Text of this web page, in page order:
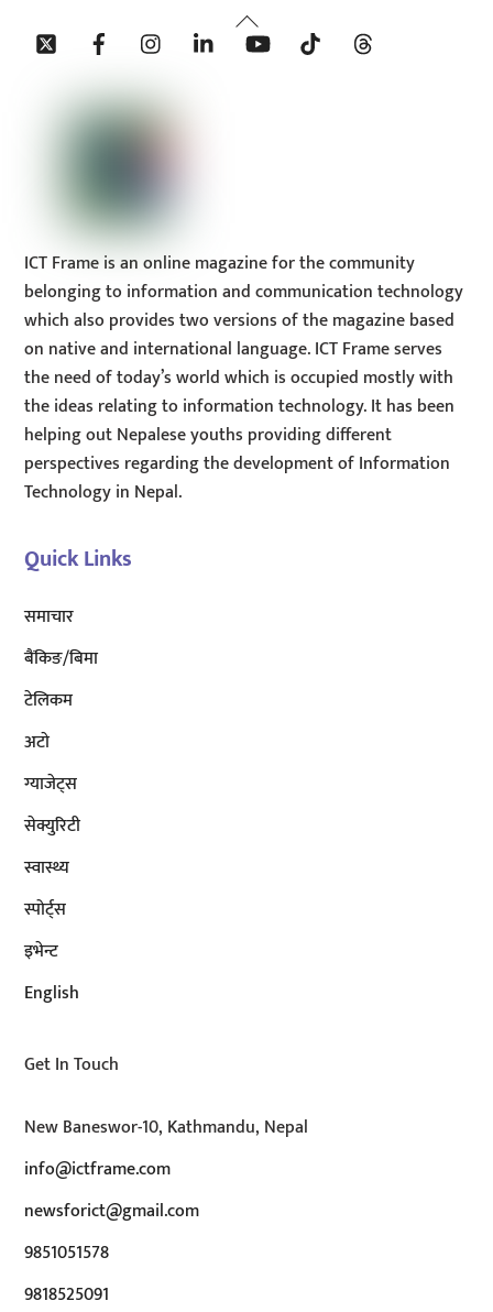
Back
To
Twitter Facebook InstagramLinkedin YouTube Tiktok
ICT Frame is an online magazine for the community
belonging to information and communication technology
which also provides two versions of the magazine based
on native and international language. ICT Frame serves
the need of today’s world which is occupied mostly with
the ideas relating to information technology. It has been
helping out Nepalese youths providing different
perspectives regarding the development of Information
Technology in Nepal.
Quick Links
समाचार
बैंकिङ/बिमा
टेलिकम
अटाे
ग्याजेट्स
सेक्युरिटी
स्वास्थ्य
स्पोर्ट्स
इभेन्ट
English
Get In Touch
New Baneswor-10, Kathmandu, Nepal
info@ictframe.com
newsforict@gmail.com
9851051578
9818525091